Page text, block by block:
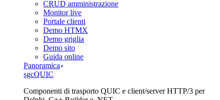
CRUD amministrazione
Monitor live
Portale clienti
Demo HTMX
Demo griglia
Demo sito
Guida online
Panoramica
sgcQUIC
Componenti di trasporto QUIC e client/server HTTP/3 per